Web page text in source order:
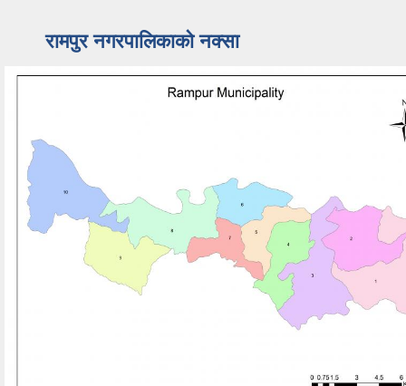
रामपुर नगरपालिकाकाे नक्सा